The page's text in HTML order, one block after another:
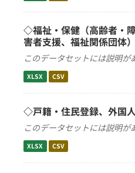
◇福祉・保健（高齢者・
害者支援、福祉関係団体）
このデータセットには説明が
XLSX CSV
◇戸籍・住民登録、外国
このデータセットには説明が
XLSX CSV